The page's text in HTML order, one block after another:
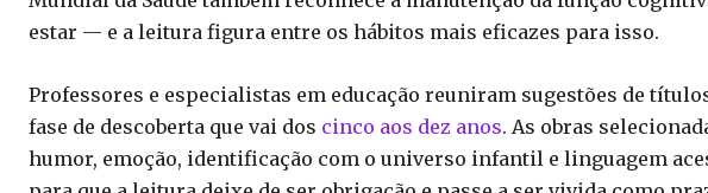
estar — e a leitura figura entre os hábitos mais eficazes para isso.
Professores e especialistas em educação reuniram sugestões de
fase de descoberta que vai dos cinco aos dez anos. As obras
humor, emoção, identificação com o universo infantil e linguagem